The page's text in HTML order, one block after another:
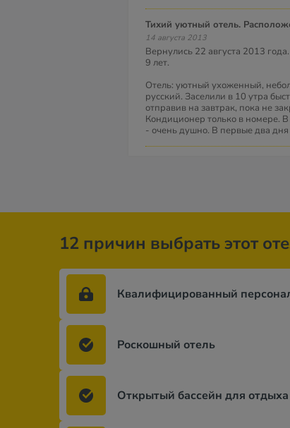
Тихий уютный отель.
14 августа 2013
Вернулись 22 августа 2013
9 лет.
Отель: уютный ухоженный,
русский. Заселили в 10 утра
отправив на завтрак, пока не
Кондиционер только в номере.
- очень душно. В первые два
12 причин выбрать этот
Квалифицированный
Роскошный отель
Открытый бассейн для отдыха